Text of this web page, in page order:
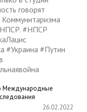
говорят
Коммунитаризма
НПСР. #НПСР
#Украина #Путин
Международные
26.02.2022